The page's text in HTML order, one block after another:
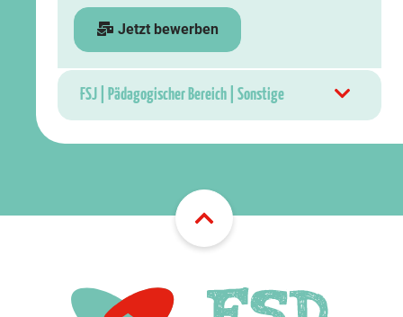
Jetzt bewerben
FSJ | Pädagogischer Bereich | Sonstige